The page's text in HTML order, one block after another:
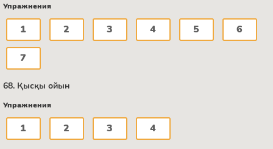
Упражнения
1 2 3 4 5 6
7
68. Қысқы ойын
Упражнения
1 2 3 4